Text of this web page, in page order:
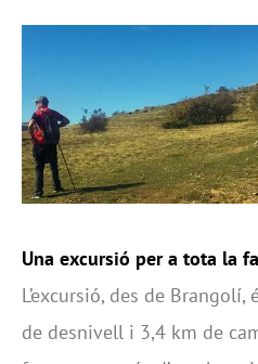
Una excursió per a tota la
L’excursió, des de
de desnivell i 3,4 km de